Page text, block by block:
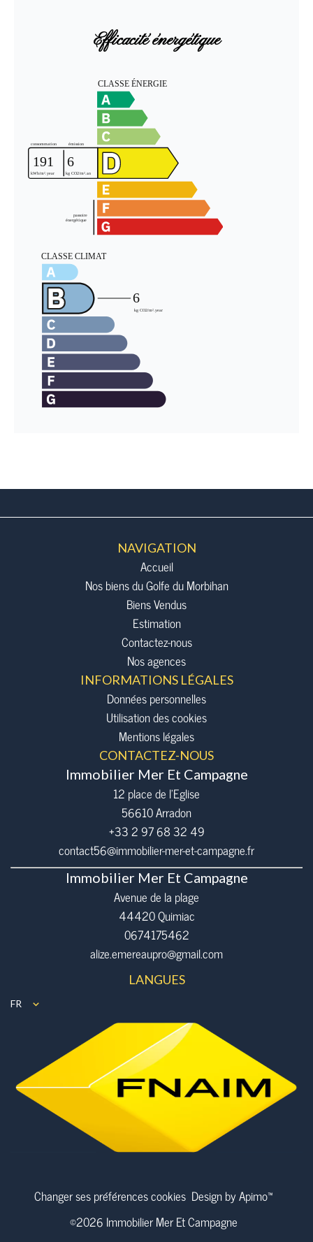
Efficacité énergétique
NAVIGATION
Accueil
Nos biens du Golfe du Morbihan
Biens Vendus
Estimation
Contactez-nous
Nos agences
INFORMATIONS LÉGALES
Données personnelles
Utilisation des cookies
Mentions légales
CONTACTEZ-NOUS
Immobilier Mer Et Campagne
12 place de l’Eglise
56610Arradon
+33 2 97 68 32 49
contact56@immobilier-mer-et-campagne.fr
Immobilier Mer Et Campagne
Avenue de la plage
44420 Quimiac
0674175462
alize.emereaupro@gmail.com
LANGUES
FR
Changer ses préférences cookies Design byApimo™
©2026 Immobilier Mer Et Campagne